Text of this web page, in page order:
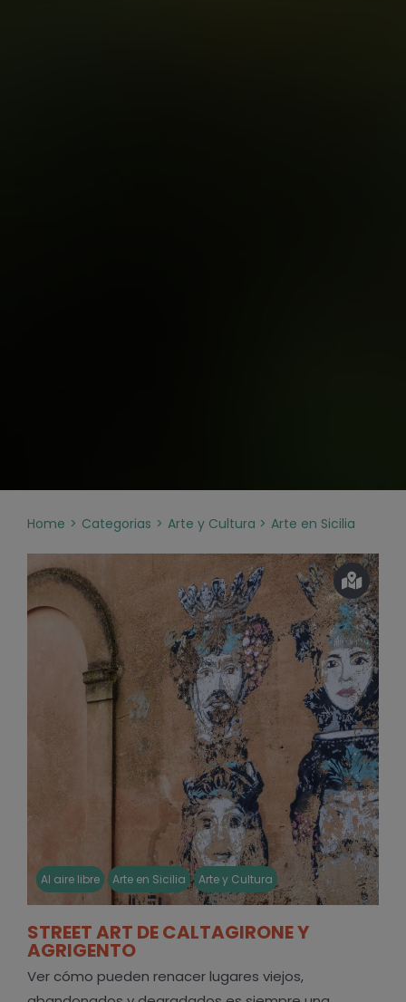
Home Categorias Arte y Cultura Arte en Sicilia
Al aire libre Arte en Sicilia Arte y Cultura
STREET ART DE CALTAGIRONE Y
AGRIGENTO
Ver cómo pueden renacer lugares viejos,